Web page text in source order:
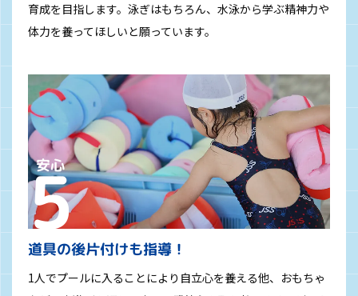
育成を目指します。泳ぎはもちろん、水泳から学ぶ精神力や
体力を養ってほしいと願っています。
道具の後片付けも指導！
1人でプールに入ることにより自立心を養える他、おもちゃ